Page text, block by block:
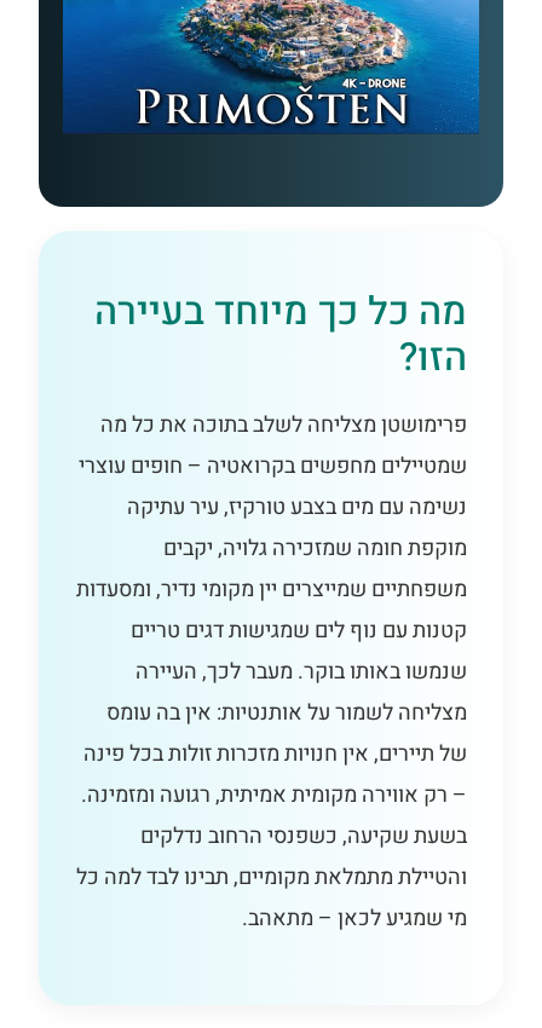
מה כל כך מיוחד בעיירה
הזו?
פרימושטן מצליחה לשלב בתוכה את כל מה
שמטיילים מחפשים בקרואטיה – חופים עוצרי
נשימה עם מים בצבע טורקיז, עיר עתיקה
מוקפת חומה שמזכירה גלויה, יקבים
משפחתיים שמייצרים יין מקומי נדיר, ומסעדות
קטנות עם נוף לים שמגישות דגים טריים
שנמשו באותו בוקר. מעבר לכך, העיירה
מצליחה לשמור על אותנטיות: אין בה עומס
של תיירים, אין חנויות מזכרות זולות בכל פינה
– רק אווירה מקומית אמיתית, רגועה ומזמינה.
בשעת שקיעה, כשפנסי הרחוב נדלקים
והטיילת מתמלאת מקומיים, תבינו לבד למה כל
מי שמגיע לכאן – מתאהב.